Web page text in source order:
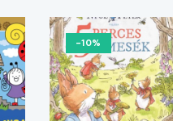
-10%